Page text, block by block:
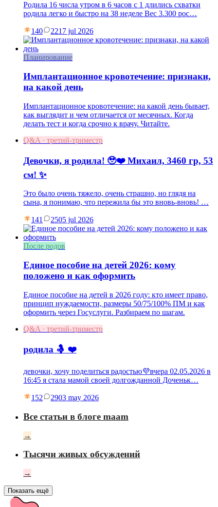
Родила 16 числа утром в 6 часов с 1 длились схватки
родила легко и быстро на 38 неделе Вес 3.300 рос…
140 2217 jul 2026
Планирование
Имплантационное кровотечение: признаки,
на какой день
Имплантационное кровотечение: на какой день бывает,
как выглядит и чем отличается от месячных. Когда
делать тест и когда срочно к врачу. Читайте.
Q&A · третий-триместр
Девочки, я родила! 🥹❤️ Михаил, 3460 гр, 53
см! ✨
Это было очень тяжело, очень страшно, но глядя на
сына, я понимаю, что пережила бы это вновь-вновь! …
141 2505 jul 2026
После родов
Единое пособие на детей 2026: кому
положено и как оформить
Единое пособие на детей в 2026 году: кто имеет право,
принцип нуждаемости, размеры 50/75/100% ПМ и как
оформить через Госуслуги. Разбираем по шагам.
Q&A · третий-триместр
родила 🤱 ❤️
девочки, хочу поделиться радостью💜вчера 02.05.2026 в
16:45 я стала мамой своей долгожданной Доченьк…
152 2903 may 2026
Все статьи в блоге maam
→
Тысячи живых обсуждений
→
Показать ещё